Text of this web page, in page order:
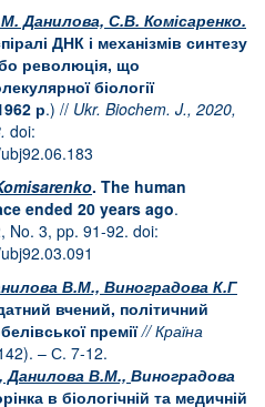
Данилова, С.В. Комісаренко.
ДНК і механізмів синтезу
революція, що
біології
р.) // Ukr. Biochem. J., 2020,
doi:
. The human
ended 20 years ago.
No. 3, pp. 91-92. doi:
В.М., Виноградова К.Г
вчений, політичний
премії // Країна
– С. 7-12.
Данилова В.М., Виноградова
в біологічній та медичній